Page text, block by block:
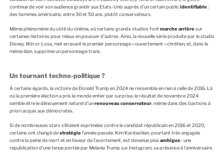
continue de voir son audience grandir aux Etats-Unis auprès d’un certain publicidentifiable: ​​
des hommes américains, entre 30 et 50 ans, plutôt conservateurs.
Même phénomène du côté du cinéma, où certains grands studios fontmarche arrièresur
certaines histoires pour mieux en pousser d’autres. Ainsi, la nouvelle série produite par le studio
Disney, Win or Lose, met en avant le premier personnage « ouvertement » chrétien, et, dans le
même élan, supprime un personnage trans.
Un tournant techno-politique ?
À certains égards, la victoire de Donald Trump en 2024 ne ressemble en rien à celle de 2016. Là
où la première élection a pris le monde entier par surprise, le résultat de novembre 2024
semble être le dénouement naturel d’unrenouveau conservateur, même dans des bastions à
priori acquis aux démocrates.
Si de nombreuses stars s’étaient exprimées contre le candidat républicain en 2016 et 2020,
certains ont changé destratégiel’année passée. Kim Kardashian, pourtant très engagée
contre la peine de mort et en faveur de l’avortement, est devenue plusambïgue: une
republication d’une tenue portée par Melania Trump sur Instagram, sa présence à l’anniversaire